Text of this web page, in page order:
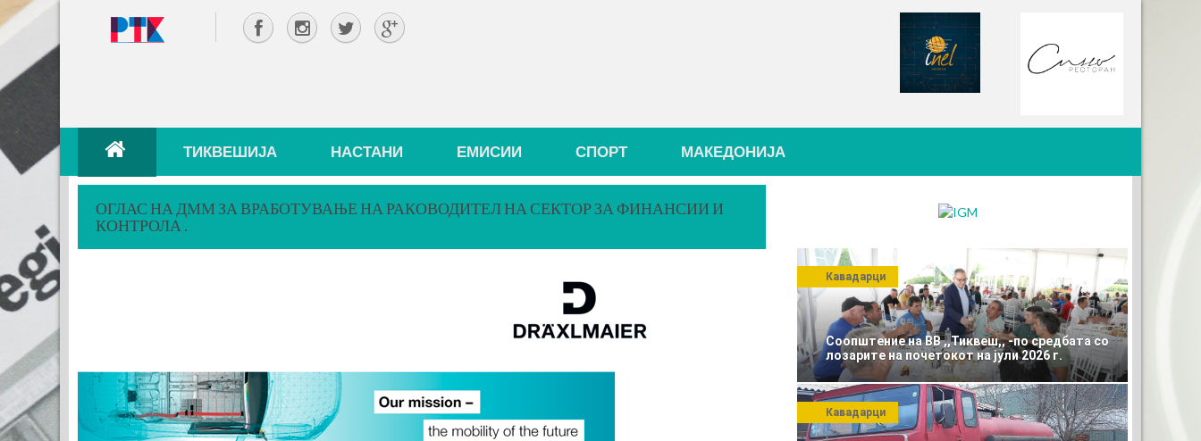
ТИКВЕШИЈА НАСТАНИ ЕМИСИИ СПОРТ МАКЕДОНИЈА
ОГЛАС НА ДММ ЗА ВРАБОТУВАЊЕ НА РАКОВОДИТЕЛ НА СЕКТОР ЗА ФИНАНСИИ И
КОНТРОЛА .
Соопштение на ВВ ,,Тиквеш,, -по средбата со
лозарите на почетокот на јули 2026 г.
Кавадарци
Кавадарци